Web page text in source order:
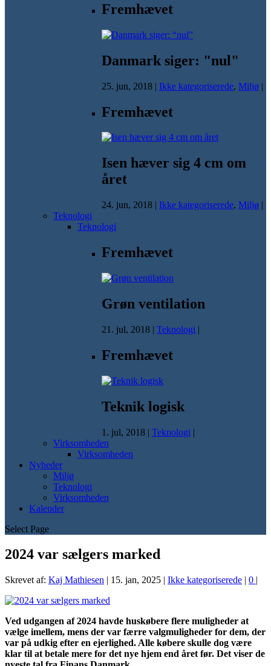
Fremhævet
Danmark siger: "nul"
25. jun, 2018 | Ikke kategoriserede, Miljø |
Fremhævet
Isen hæver sig 4 cm om
året
24. jun, 2018 | Ikke kategoriserede, Miljø |
Teknologi
Teknologi
Fremhævet
Grøn ventilation
21. jul, 2018 | Teknologi |
Fremhævet
Teknik logisk
1. jul, 2018 | Teknologi |
Virksomheden
Virksomheden
Nyheder
Miljø
Teknologi
Virksomheden
Kalender
Select Page
2024 var sælgers marked
Skrevet af: Kaj Mathiesen | 15. jan, 2025 | Ikke kategoriserede | 0 |
Ved udgangen af 2024 havde huskøbere flere muligheder at
vælge imellem, mens der var færre valgmuligheder for dem, der
var på udkig efter en ejerlighed. Alle købere skulle dog være
klar til at betale mere for det nye hjem end året før. Det viser de